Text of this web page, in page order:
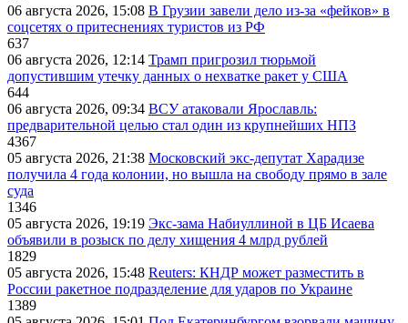
06 августа 2026, 15:08 В Грузии завели дело из-за «фейков» в
соцсетях о притеснениях туристов из РФ
637
06 августа 2026, 12:14 Трамп пригрозил тюрьмой
допустившим утечку данных о нехватке ракет у США
644
06 августа 2026, 09:34 ВСУ атаковали Ярославль:
предварительной целью стал один из крупнейших НПЗ
4367
05 августа 2026, 21:38 Московский экс-депутат Харадизе
получила 4 года колонии, но вышла на свободу прямо в зале
суда
1346
05 августа 2026, 19:19 Экс-зама Набиуллиной в ЦБ Исаева
объявили в розыск по делу хищения 4 млрд рублей
1829
05 августа 2026, 15:48 Reuters: КНДР может разместить в
России ракетное подразделение для ударов по Украине
1389